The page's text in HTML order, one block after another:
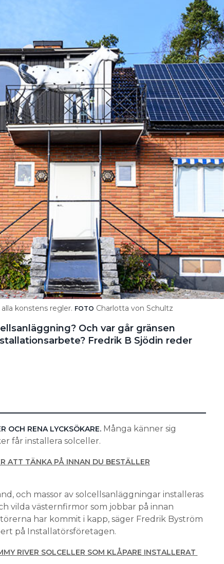
konstens regler. FOTO Charlotta von Schultz
Och var går gränsen
Fredrik B Sjödin reder
OCH RENA LYCKSÖKARE.Många känner sig
får installera solceller.
ATT TÄNKA PÅ INNAN DU BESTÄLLER
och massor av solcellsanläggningar installeras
vilda västernfirmor som jobbar på innan
har kommit i kapp, säger Fredrik Byström
på Installatörsföretagen.
RIVER SOLCELLER SOM KLÅPARE INSTALLERAT